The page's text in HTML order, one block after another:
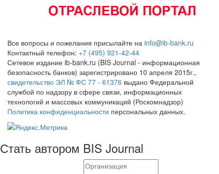
Все вопросы и пожелания присылайте на info@ib-bank.ru
Контактный телефон: +7 (495) 921-42-44
Сетевое издание ib-bank.ru (BIS Journal - информационная
безопасность банков) зарегистрировано 10 апреля 2015г.,
свидетельство ЭЛ № ФС 77 - 61376 выдано Федеральной
службой по надзору в сфере связи, информационных
технологий и массовых коммуникаций (Роскомнадзор)
Политика конфиденциальности персональных данных.
Стать автором BIS Journal